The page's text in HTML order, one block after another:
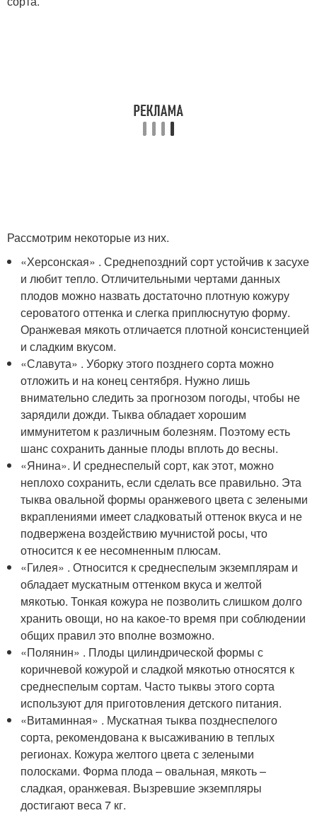
Рассмотрим некоторые из них.
«Херсонская» . Среднепоздний сорт устойчив к засухе
и любит тепло. Отличительными чертами данных
плодов можно назвать достаточно плотную кожуру
сероватого оттенка и слегка приплюснутую форму.
Оранжевая мякоть отличается плотной консистенцией
и сладким вкусом.
«Славута» . Уборку этого позднего сорта можно
отложить и на конец сентября. Нужно лишь
внимательно следить за прогнозом погоды, чтобы не
зарядили дожди. Тыква обладает хорошим
иммунитетом к различным болезням. Поэтому есть
шанс сохранить данные плоды вплоть до весны.
«Янина». И среднеспелый сорт, как этот, можно
неплохо сохранить, если сделать все правильно. Эта
тыква овальной формы оранжевого цвета с зелеными
вкраплениями имеет сладковатый оттенок вкуса и не
подвержена воздействию мучнистой росы, что
относится к ее несомненным плюсам.
«Гилея» . Относится к среднеспелым экземплярам и
обладает мускатным оттенком вкуса и желтой
мякотью. Тонкая кожура не позволить слишком долго
хранить овощи, но на какое-то время при соблюдении
общих правил это вполне возможно.
«Полянин» . Плоды цилиндрической формы с
коричневой кожурой и сладкой мякотью относятся к
среднеспелым сортам. Часто тыквы этого сорта
используют для приготовления детского питания.
«Витаминная» . Мускатная тыква позднеспелого
сорта, рекомендована к высаживанию в теплых
регионах. Кожура желтого цвета с зелеными
полосками. Форма плода – овальная, мякоть –
сладкая, оранжевая. Вызревшие экземпляры
достигают веса 7 кг.